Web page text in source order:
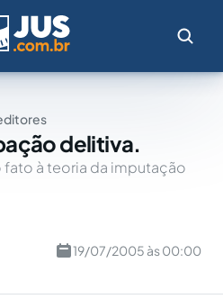
delitiva.
à teoria da imputação
19/07/2005 às 00:00